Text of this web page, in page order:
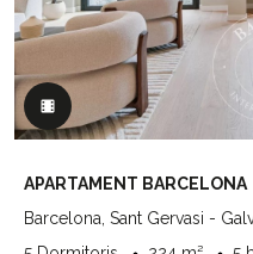
APARTAMENT BARCELONA
Barcelona, Sant Gervasi -